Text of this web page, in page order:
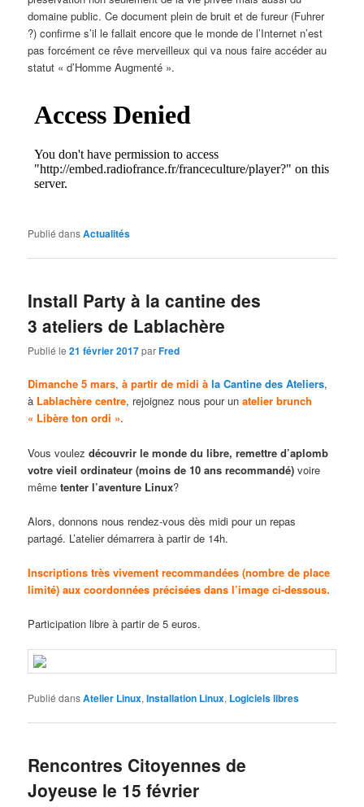
domaine public. Ce document plein de bruit et de fureur (Fuhrer
?) confirme s’il le fallait encore que le monde de l’Internet n’est
pas forcément ce rêve merveilleux qui va nous faire accéder au
statut « d’Homme Augmenté ».
Publié dansActualités
Install Party à la cantine des
3 ateliers de Lablachère
Publié le21 février 2017parFred
Dimanche 5 mars,à partir de midi àla Cantine des Ateliers,
à Lablachère centre, rejoignez nous pour unatelier brunch
« Libère ton ordi ».
Vous voulezdécouvrir le monde du libre, remettre d’aplomb
votre vieil ordinateur (moins de 10 ans recommandé) voire
même tenter l’aventure Linux?
Alors, donnons nous rendez-vous dès midi pour un repas
partagé. L’atelier démarrera à partir de 14h.
Inscriptions très vivement recommandées (nombre de place
limité) aux coordonnées précisées dans l’image ci-dessous.
Participation libre à partir de 5 euros.
Publié dansAtelier Linux,Installation Linux, Logiciels libres
Rencontres Citoyennes de
Joyeuse le 15 février